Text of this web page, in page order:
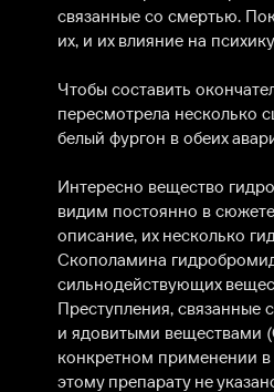
связанные со смертью.
их, и их влияние на
Чтобы составить
пересмотрела несколько
белый фургон в обеих
Интересно вещество
видим постоянно в
описание, их несколько
Скополамина
сильнодействующих
Преступления,
и ядовитыми веществами
конкретном применении в
этому препарату не